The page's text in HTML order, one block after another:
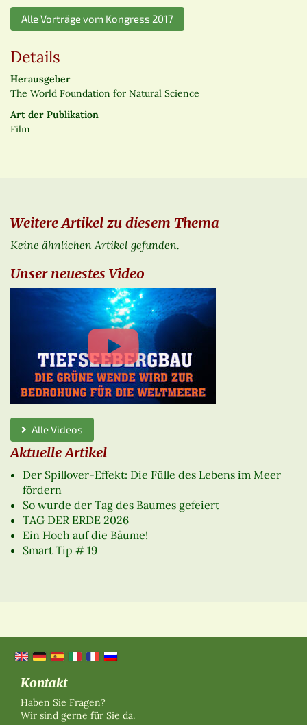
Alle Vorträge vom Kongress 2017
Details
Herausgeber
The World Foundation for Natural Science
Art der Publikation
Film
Weitere Artikel zu diesem Thema
Keine ähnlichen Artikel gefunden.
Unser neuestes Video
Alle Videos
Aktuelle Artikel
Der Spillover-Effekt: Die Fülle des Lebens im Meer
fördern
So wurde der Tag des Baumes gefeiert
TAG DER ERDE 2026
Ein Hoch auf die Bäume!
Smart Tip # 19
Kontakt
Haben Sie Fragen?
Wir sind gerne für Sie da.